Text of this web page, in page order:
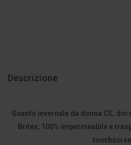
Descrizione
Guanto invernale da donna CE,
Britex, 100% impermeabile e